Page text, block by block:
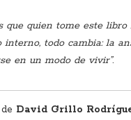
que quien tome este
interno, todo cambia: la
en un modo de vivir”.
David Grillo